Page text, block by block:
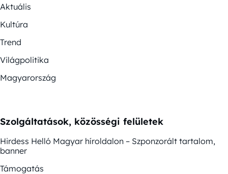
Aktuális
Kultúra
Trend
Világpolitika
Magyarország
Szolgáltatások, közösségi felületek
Hirdess Helló Magyar híroldalon – Szponzorált tartalom,
banner
Támogatás